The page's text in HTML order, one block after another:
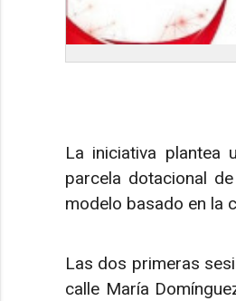
La iniciativa plantea
parcela dotacional
modelo basado en la
Las dos primeras
calle María